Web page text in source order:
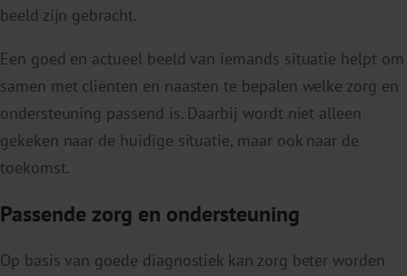
beeld zijn gebracht.
Een goed en actueel beeld van iemands situatie helpt om
samen met cliënten en naasten te bepalen welke zorg en
ondersteuning passend is. Daarbij wordt niet alleen
gekeken naar de huidige situatie, maar ook naar de
toekomst.
Passende zorg en ondersteuning
Op basis van goede diagnostiek kan zorg beter worden